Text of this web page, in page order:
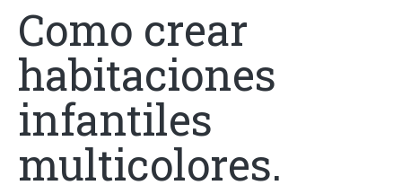
Como crear
habitaciones
infantiles
multicolores.